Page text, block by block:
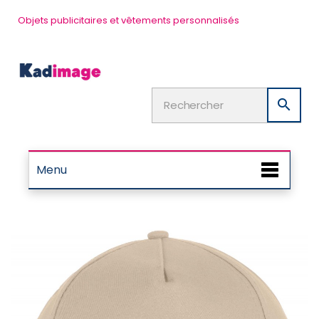
Objets publicitaires et vêtements personnalisés

Menu